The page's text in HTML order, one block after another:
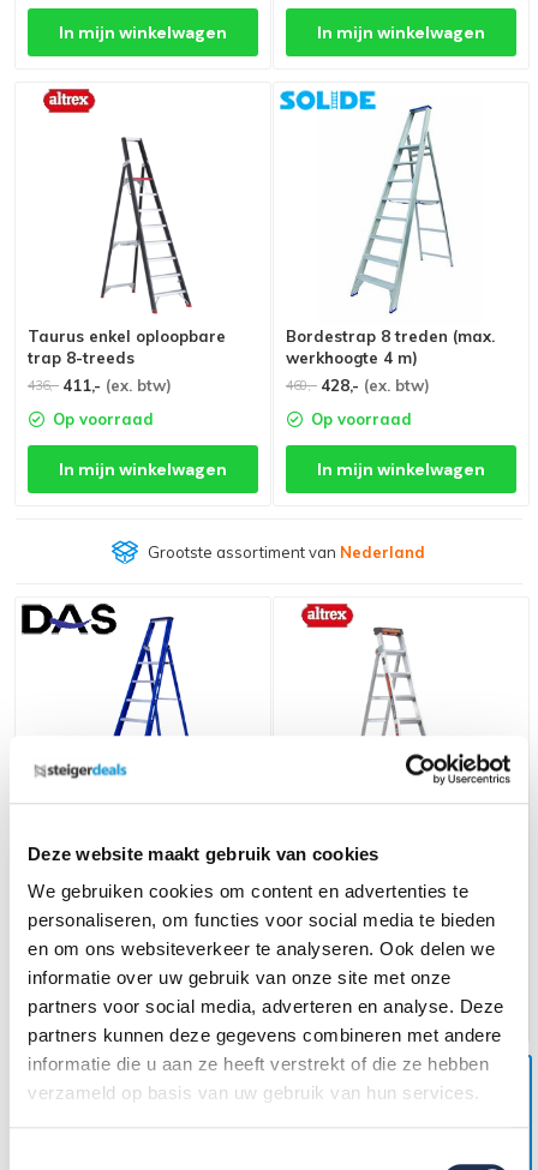
Deze website maakt gebruik van cookies
We gebruiken cookies om content en advertenties te
personaliseren, om functies voor social media te bieden
en om ons websiteverkeer te analyseren. Ook delen we
informatie over uw gebruik van onze site met onze
partners voor social media, adverteren en analyse. Deze
partners kunnen deze gegevens combineren met andere
informatie die u aan ze heeft verstrekt of die ze hebben
verzameld op basis van uw gebruik van hun services.
In mijn winkelwagen In mijn winkelwagen
Taurus enkel oploopbare
trap 8-treeds
436,- 411,- (ex. btw)
Op voorraad
In mijn winkelwagen
Bordestrap 8 treden (max.
werkhoogte 4 m)
460,- 428,- (ex. btw)
Op voorraad
In mijn winkelwagen
Grootste assortiment van Nederland
1 x 8 incl. platform
type Hercules
495,- 461,-(ex. btw)
Op voorraad
In mijn winkelwagen
King Kombo 3in1 8+4
495,- 461,- (ex. btw)
Op voorraad
In mijn winkelwagen